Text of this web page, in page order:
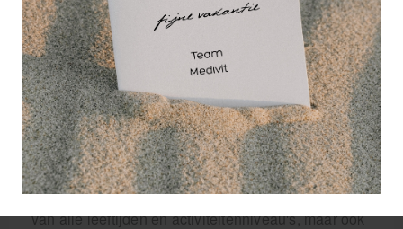
kiezen voor K-Active!
De formule van de acrylkleefstof zorgt ervoor dat de
tape schoon en zonder resten kan worden
verwijderd.
Of je nu te maken krijgt met rugpijn,
(spier-)spanning of ondersteuning zoekt na
blessures, met K-ActiveClassic Tape maakt je altijd
de juiste keuze. K-Active is geschikt voor mensen
van alle leeftijden en activiteitenniveau's, maar ook